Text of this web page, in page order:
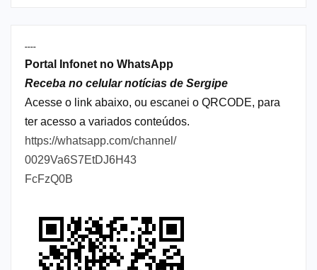
----
Portal Infonet no WhatsApp
Receba no celular notícias de Sergipe
Acesse o link abaixo, ou escanei o QRCODE, para
ter acesso a variados conteúdos.
https://whatsapp.com/channel/
0029Va6S7EtDJ6H43
FcFzQ0B